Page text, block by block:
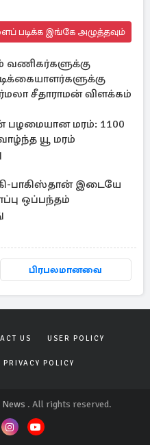
படிக்க இங்கே அழுத்தவும்
வணிகர்களுக்கு
சீதாராமன் விளக்கம்
பழமையான மரம்: 1100
யூ மரம்
பாகிஸ்தான் இடையே
ஒப்பந்தம்
பிரபலமானவை
US USER POLICY
PRIVACY POLICY
. All rights reserved.